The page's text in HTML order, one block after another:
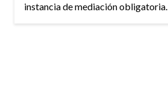
instancia de mediación obligatoria.